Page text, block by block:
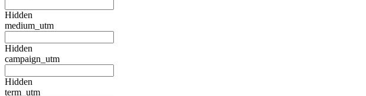
Hidden
medium_utm
Hidden
campaign_utm
Hidden
term_utm